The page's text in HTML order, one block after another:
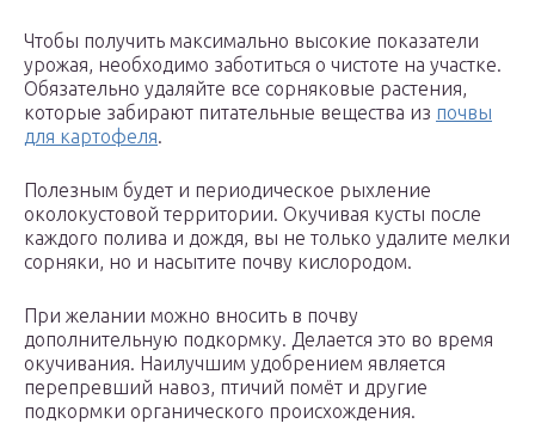
Чтобы получить максимально высокие показатели
урожая, необходимо заботиться о чистоте на участке.
Обязательно удаляйте все сорняковые растения,
которые забирают питательные вещества из почвы
для картофеля.
Полезным будет и периодическое рыхление
околокустовой территории. Окучивая кусты после
каждого полива и дождя, вы не только удалите мелки
сорняки, но и насытите почву кислородом.
При желании можно вносить в почву
дополнительную подкормку. Делается это во время
окучивания. Наилучшим удобрением является
перепревший навоз, птичий помёт и другие
подкормки органического происхождения.